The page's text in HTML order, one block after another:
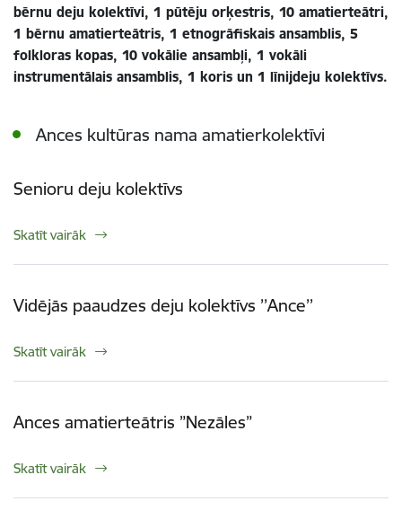
bērnu deju kolektīvi, 1 pūtēju orķestris, 10 amatierteātri,
1 bērnu amatierteātris, 1 etnogrāfiskais ansamblis, 5
folkloras kopas, 10 vokālie ansambļi, 1 vokāli
instrumentālais ansamblis, 1 koris un 1 līnijdeju kolektīvs.
Ances kultūras nama amatierkolektīvi
Senioru deju kolektīvs
Skatīt vairāk
Vidējās paaudzes deju kolektīvs ’’Ance’’
Skatīt vairāk
Ances amatierteātris ”Nezāles”
Skatīt vairāk